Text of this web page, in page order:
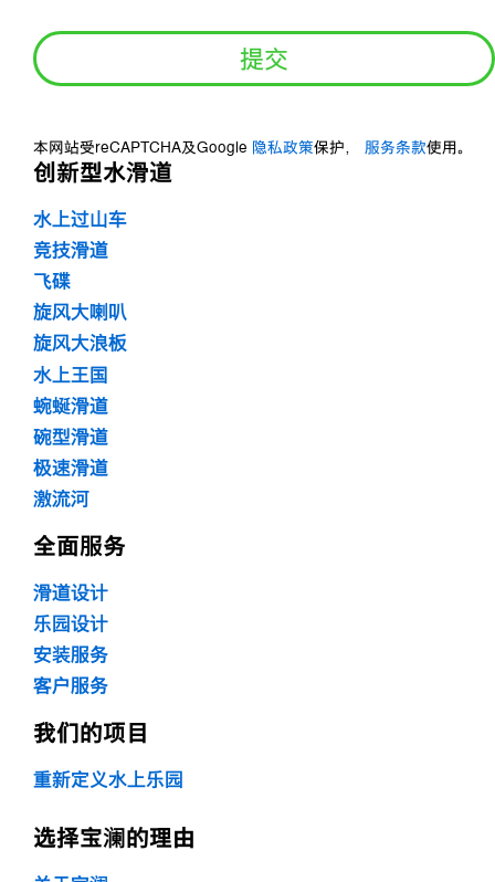
阅？
*
本网站受reCAPTCHA及Google 隐私政策保护， 服务条款使用。
创新型水滑道
水上过山车
竞技滑道
飞碟
旋风大喇叭
旋风大浪板
水上王国
蜿蜒滑道
碗型滑道
极速滑道
激流河
全面服务
滑道设计
乐园设计
安装服务
客户服务
我们的项目
重新定义水上乐园
选择宝澜的理由